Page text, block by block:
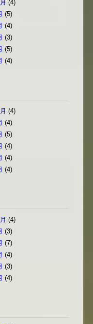
(4)
(5)
(4)
(3)
(5)
(4)
(4)
(4)
(5)
(4)
(4)
(4)
(4)
(3)
(7)
(4)
(3)
(4)